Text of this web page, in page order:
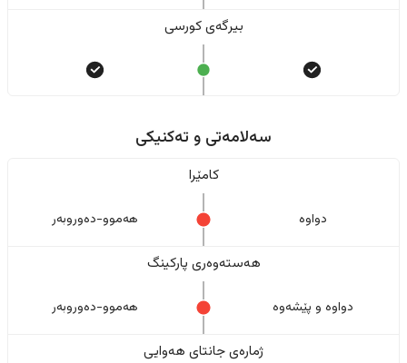
بیرگەی کورسی
سەلامەتی و تەکنیکی
کامێرا
دواوە هەموو-دەوروبەر
هەستەوەری پارکینگ
دواوە و پێشەوە هەموو-دەوروبەر
ژمارەی جانتای هەوایی